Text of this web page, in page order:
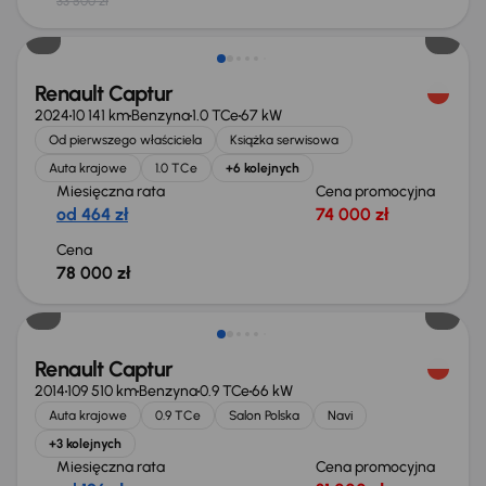
Od nowego taniej o 36 999 zł
Renault Captur
202410 141 kmBenzyna1.0 TCe67 kW
Od pierwszego właściciela
Książka serwisowa
Auta krajowe
1.0 TCe +6 kolejnych
Miesięczna rata
od 464 zł
Cena promocyjna
74 000 zł
Cena
78 000 zł
Renault Captur
2014109 510 kmBenzyna0.9 TCe66 kW
Auta krajowe 0.9 TCe Salon Polska
Navi
+3 kolejnych
Miesięczna rata Cena promocyjna